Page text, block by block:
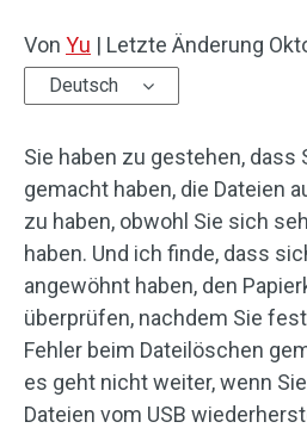
Von Yu | Letzte Änderung
Deutsch
Sie haben zu gestehen, dass
gemacht haben, die Dateien
zu haben, obwohl Sie sich
haben. Und ich finde, dass
angewöhnt haben, den
überprüfen, nachdem Sie
Fehler beim Dateilöschen
es geht nicht weiter, wenn
Dateien vom USB